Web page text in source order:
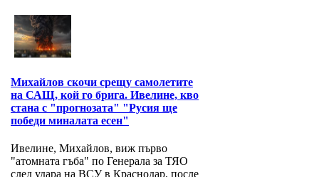
Михайлов скочи срещу самолетите
на САЩ, кой го брига. Ивелине, кво
стана с "прогнозата" "Русия ще
победи миналата есен"
Ивелине, Михайлов, виж първо
"атомната гъба" по Генерала за ТЯО
след удара на ВСУ в Краснодар, после